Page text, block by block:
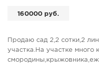
160000 руб.
Продаю сад 2,2 сотки,2
участка.На участке много